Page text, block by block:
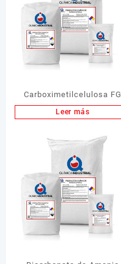
Carboximetilcelulosa FG
Leer más